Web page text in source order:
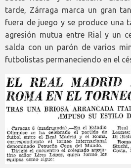
tarde, Zárraga marca un gran
fuera de juego y se produce una
agresión mutua entre Rial y un
salda con un parón de varios
futbolistas permaneciendo en el